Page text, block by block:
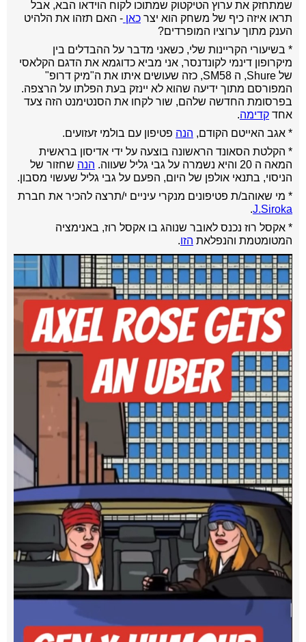
שמתחזק את ערוץ הטיקטוק שמתוכו לקוח הוידאו הבא, אבל
תראו איזה כיף של משחק הוא יצר כאן - האם תזהו את הלהיט
הענק מתוך ערוציו המופרדים?
* בשיעורי הקריינות שלי, כשאני מדבר על ההבדלים בין
מיקרופון דינמי לקונדנסר, אני מביא כדוגמא את הדגם הקלאסי
של Shure, ה SM58, כזה שעושים איתו את ה"מיק דרופ"
המפורסם מתוך ידיעה שהוא לא יינזק בעת הפלתו על הרצפה.
בפרסומת החדשה שלהם, שור לקחו את הסנטימנט הזה צעד
אחד קדימה.
* אגב האייטם הקודם, הנה פטיפון עם בולמי זעזועים.
* הקלטת הסאונד הראשונה בוצעה על ידי אדיסון בראשית
המאה ה 20 והיא נשמרה על גבי גליל שעווה.
הנה שחזור של
הניסוי, בתנאי אולפן של היום, הפעם על גבי גליל שעשוי מסבון.
* מי שאוהב/ת פטיפונים מנקרי עיניים י/תרצה להכיר את חברת
J.Siroka
.
* אקסל רוז נכנס לאובר שנוהג בו אקסל רוז, באנימציה
המטומטמת והנפלאת הזו.